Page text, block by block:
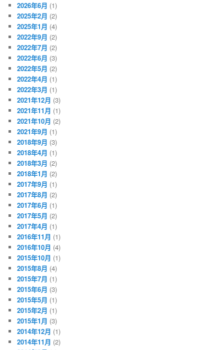
2026年6月 (1)
2025年2月 (2)
2025年1月 (4)
2022年9月 (2)
2022年7月 (2)
2022年6月 (3)
2022年5月 (2)
2022年4月 (1)
2022年3月 (1)
2021年12月 (3)
2021年11月 (1)
2021年10月 (2)
2021年9月 (1)
2018年9月 (3)
2018年4月 (1)
2018年3月 (2)
2018年1月 (2)
2017年9月 (1)
2017年8月 (2)
2017年6月 (1)
2017年5月 (2)
2017年4月 (1)
2016年11月 (1)
2016年10月 (4)
2015年10月 (1)
2015年8月 (4)
2015年7月 (1)
2015年6月 (3)
2015年5月 (1)
2015年2月 (1)
2015年1月 (3)
2014年12月 (1)
2014年11月 (2)